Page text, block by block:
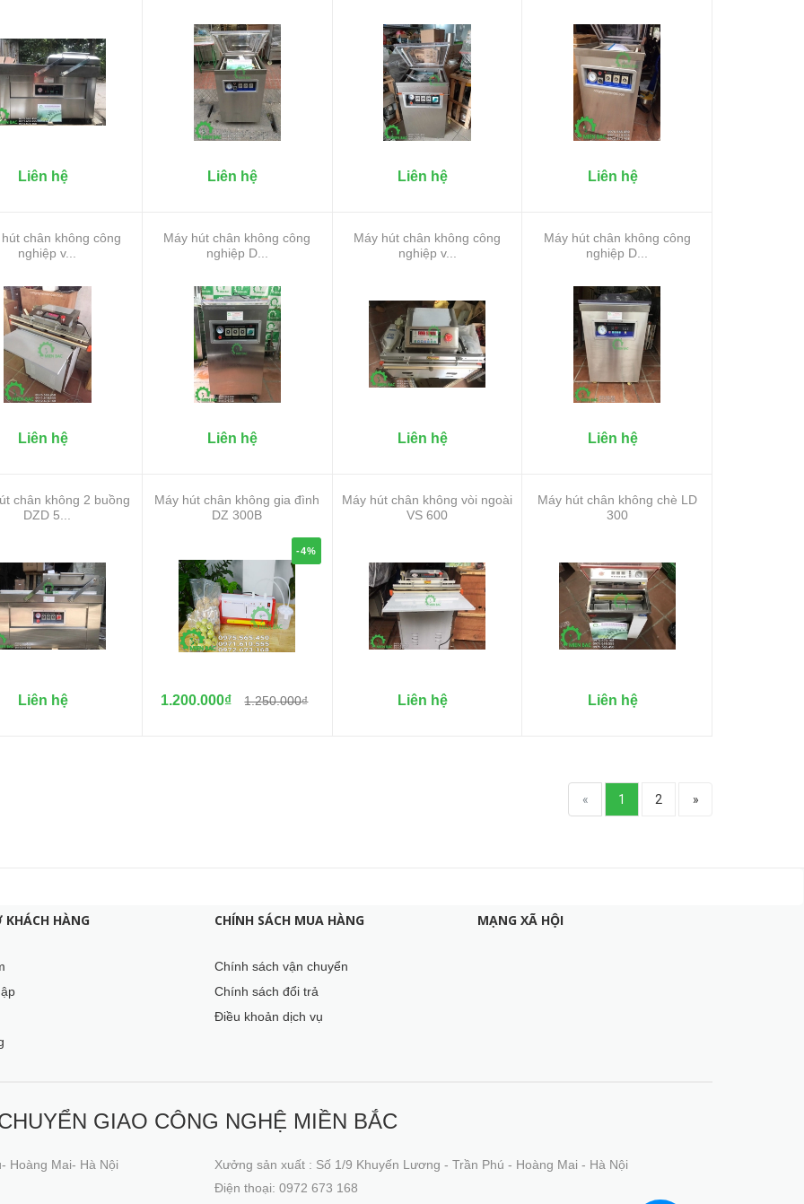
Liên hệ Liên hệ Liên hệ Liên hệ
chân không công
nghiệp v...
Liên hệ
Máy hút chân không công
nghiệp D...
Liên hệ
Máy hút chân không công
nghiệp v...
Liên hệ
Máy hút chân không công
nghiệp D...
Liên hệ
chân không 2 buồng
DZD 5...
Liên hệ
Máy hút chân không gia đình
DZ 300B
-4%
1.200.000₫ 1.250.000₫
Máy hút chân không vòi ngoài
VS 600
Liên hệ
Máy hút chân không chè LD
300
Liên hệ
« 1 2 »
KHÁCH HÀNG CHÍNH SÁCH MUA HÀNG
Chính sách vận chuyển
Chính sách đổi trả
Điều khoản dịch vụ
MẠNG XÃ HỘI
GIAO CÔNG NGHỆ MIỀN BẮC
Hoàng Mai- Hà Nội
Xưởng sản xuất : Số 1/9 Khuyến Lương - Trần Phú - Hoàng Mai - Hà Nội
Điện thoại: 0972 673 168